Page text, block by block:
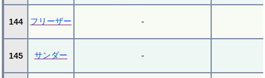
144 フリーザー -
145 サンダー -